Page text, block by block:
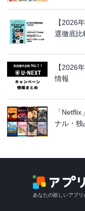
【2026
選徹底比
【2026
情報
「
ナル・独
あなたの欲しいアプリ